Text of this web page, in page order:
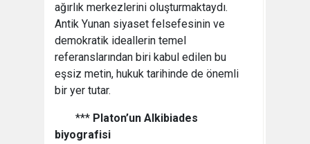
ağırlık merkezlerini oluşturmaktaydı.
Antik Yunan siyaset felsefesinin ve
demokratik ideallerin temel
referanslarından biri kabul edilen bu
eşsiz metin, hukuk tarihinde de önemli
bir yer tutar.
*** Platon’un Alkibiades
biyografisi